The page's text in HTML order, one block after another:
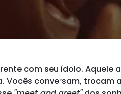
com seu ídolo. Aquele
Vocês conversam, trocam